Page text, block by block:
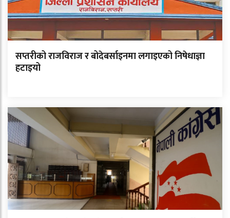
सप्तरीको राजविराज र बोदेबर्साइनमा लगाइएको निषेधाज्ञा
हटाइयो